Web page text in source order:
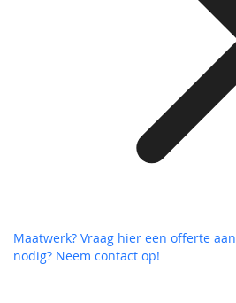
Maatwerk? Vraag hier een offerte aan
nodig? Neem contact op!